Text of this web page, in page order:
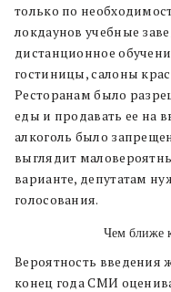
только по
локдаунов учебные
дистанционное
гостиницы, салоны
Ресторанам было
еды и продавать ее на
алкоголь было
выглядит
варианте, депутатам
голосования.
Чем ближе
Вероятность введения
конец года СМИ